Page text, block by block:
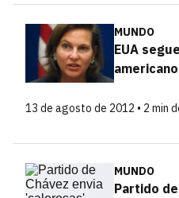
MUNDO
EUA
13 de agosto de 2012 • 2 min
MUNDO
Partido